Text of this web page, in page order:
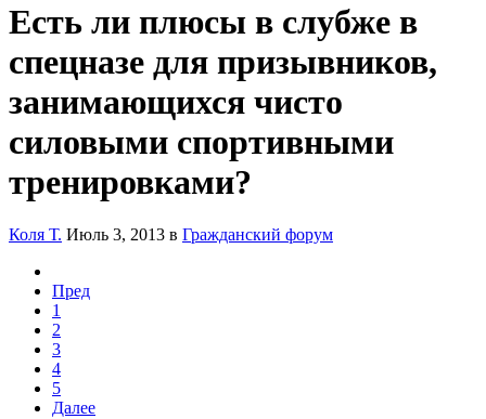
Есть ли плюсы в слубже в
спецназе для призывников,
занимающихся чисто
силовыми спортивными
тренировками?
Коля Т. Июль 3, 2013 в Гражданский форум
Пред
1
2
3
4
5
Далее